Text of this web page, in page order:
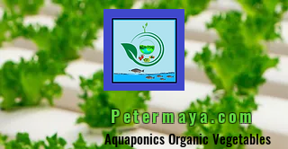
Petermaya.com
Aquaponics Organic Vegetables